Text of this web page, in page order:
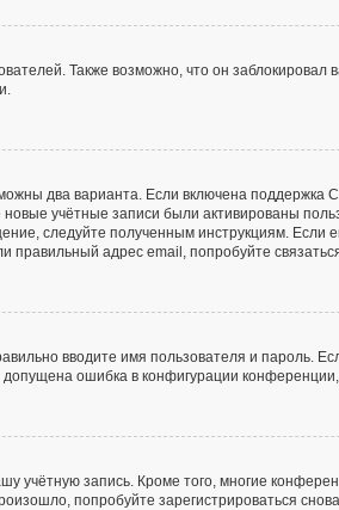
Также возможно, что он
два варианта. Если включена поддержка
учётные записи были активированы
следуйте полученным инструкциям.
правильный адрес email, попробуйте
вводите имя пользователя и пароль.
ошибка в конфигурации
учётную запись. Кроме того, многие
попробуйте зарегистрироваться снова